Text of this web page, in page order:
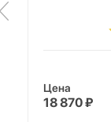
Цена
18 870 ₽